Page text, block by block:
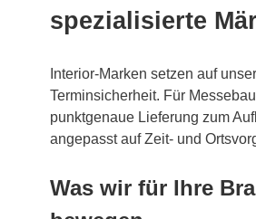
spezialisierte
Interior-Marken setzen auf
Terminsicherheit. Für
punktgenaue Lieferung zum
angepasst auf Zeit- und
Was wir für Ihre